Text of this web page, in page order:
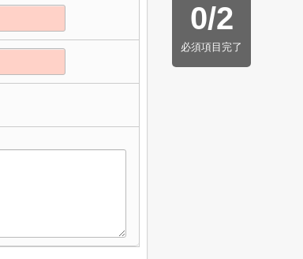
0/2
必須項目完了